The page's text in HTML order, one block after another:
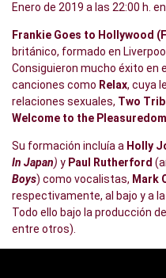
Enero de 2019 a las 22:00 h. en
Frankie Goes to Hollywood
británico, formado en
Consiguieron mucho éxito en
canciones como Relax, cuya
relaciones sexuales, Two
Welcome to the
Su formación incluía a Holly
In Japan) y Paul Rutherford
Boys) como vocalistas, Mark
respectivamente, al bajo y a
Todo ello bajo la producción de
entre otros).